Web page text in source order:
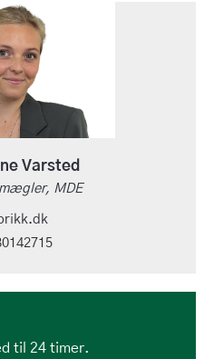
Varsted
MDE
til 24 timer.